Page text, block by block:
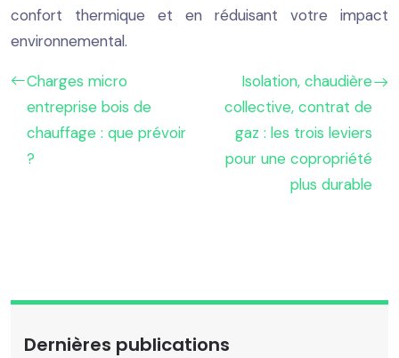
confort thermique et en réduisant votre impact
environnemental.
Charges micro
entreprise bois de
chauffage : que prévoir
?
Isolation, chaudière
collective, contrat de
gaz : les trois leviers
pour une copropriété
plus durable
Dernières publications